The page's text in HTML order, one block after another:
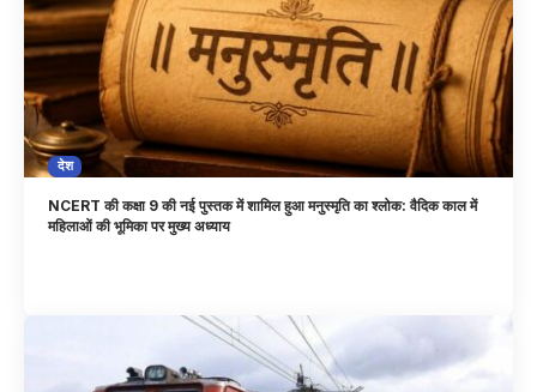
देश
NCERT की कक्षा 9 की नई पुस्तक में शामिल हुआ मनुस्मृति का श्लोक: वैदिक काल में
महिलाओं की भूमिका पर मुख्य अध्याय